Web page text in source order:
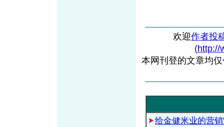
欢迎作者投
(http://
本网刊登的文章均
给金健米业的营销